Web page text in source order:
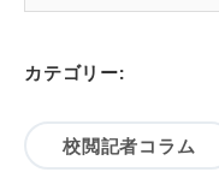
カテゴリー:
校閲記者コラム